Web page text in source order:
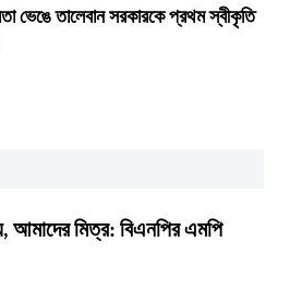
ভেঙে তালেবান সরকারকে প্রথম স্বীকৃতি
মিত্র: বিএনপির এমপি